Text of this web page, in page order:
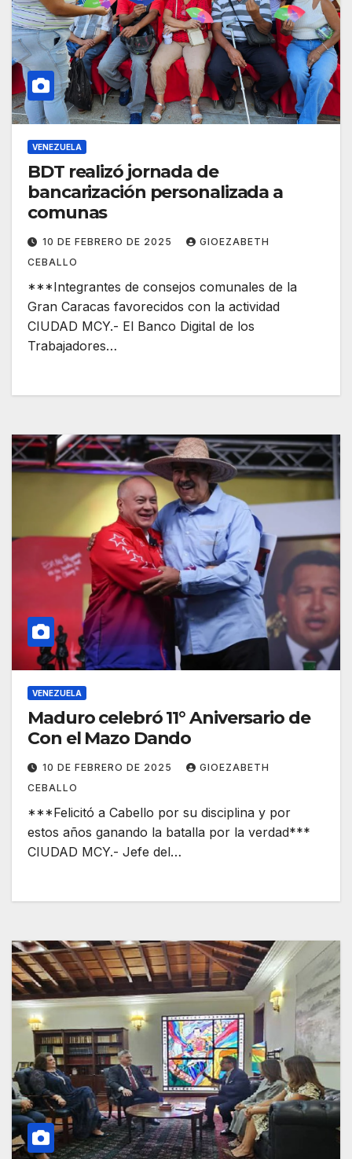
VENEZUELA
BDT realizó jornada de
bancarización personalizada a
comunas
10 DE FEBRERO DE 2025
GIOEZABETH
CEBALLO
***Integrantes de consejos comunales de la
Gran Caracas favorecidos con la actividad
CIUDAD MCY.- El Banco Digital de los
Trabajadores…
VENEZUELA
Maduro celebró 11° Aniversario de
Con el Mazo Dando
10 DE FEBRERO DE 2025
GIOEZABETH
CEBALLO
***Felicitó a Cabello por su disciplina y por
estos años ganando la batalla por la verdad***
CIUDAD MCY.- Jefe del…